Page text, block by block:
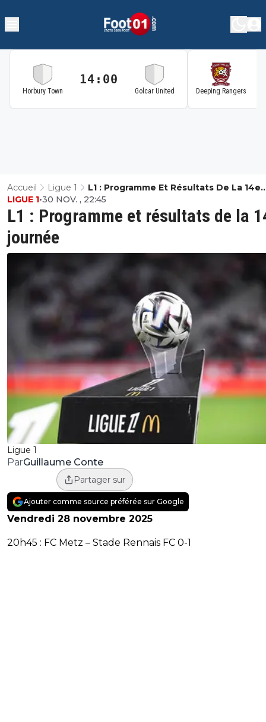
Horbury Town
14:00
Golcar United Deeping Rangers
Accueil Ligue 1
L1 : Programme Et Résultats De La 14e
Journée
Ligue 1
L1 : Programme et résultats de la
journée
LIGUE 1•30 NOV. , 22:45
ParGuillaume Conte
Partager sur
Ajouter comme source préférée sur Google
Vendredi 28 novembre 2025
20h45 : FC Metz – Stade Rennais FC 0-1